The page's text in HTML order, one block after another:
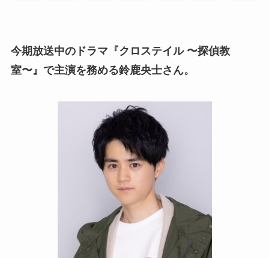
今期放送中のドラマ『クロステイル 〜探偵教
室〜』で主演を務める鈴鹿央士さん。